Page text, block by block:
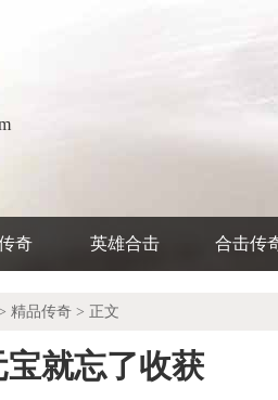
奇 英雄合击 合击传
精品传奇 > 正文
就忘了收获